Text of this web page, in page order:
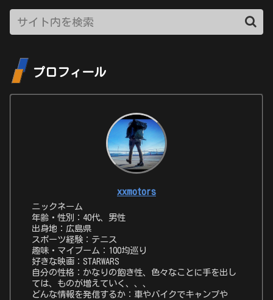
プロフィール
xxmotors
ニックネーム
年齢・性別：40代、男性
出身地：広島県
スポーツ経験：テニス
趣味・マイブーム：100均巡り
好きな映画：STARWARS
自分の性格：かなりの飽き性、色々なことに手を出し
ては、ものが増えていく、、、
どんな情報を発信するか：車やバイクでキャンプや